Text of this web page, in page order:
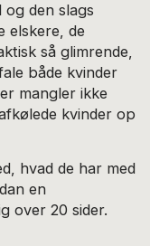
den slags
elskere, de
så glimrende,
både kvinder
mangler ikke
kvinder op
hvad de har med
en
over 20 sider.